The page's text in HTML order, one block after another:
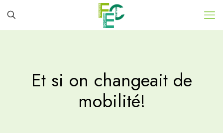
Et si on changeait de
mobilité!